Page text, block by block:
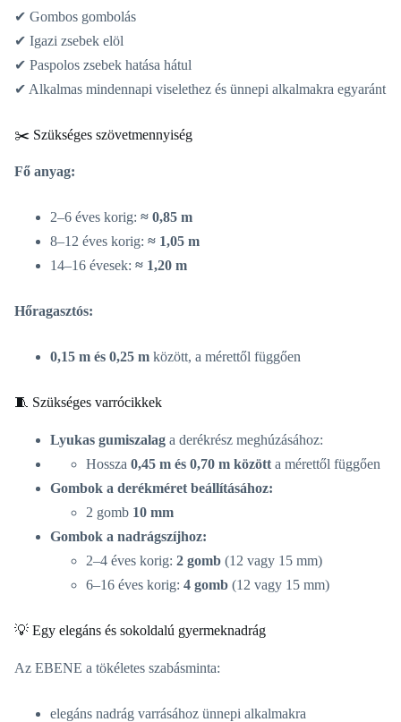
✔ Gombos gombolás
✔ Igazi zsebek elöl
✔ Paspolos zsebek hatása hátul
✔ Alkalmas mindennapi viselethez és ünnepi alkalmakra egyaránt
✂️ Szükséges szövetmennyiség
Fő anyag:
2–6 éves korig: ≈ 0,85 m
8–12 éves korig: ≈ 1,05 m
14–16 évesek: ≈ 1,20 m
Hőragasztós:
0,15 m és 0,25 m között, a mérettől függően
🧵 Szükséges varrócikkek
Lyukas gumiszalag a derékrész meghúzásához:
Hossza 0,45 m és 0,70 m között a mérettől függően
Gombok a derékméret beállításához:
2 gomb 10 mm
Gombok a nadrágszíjhoz:
2–4 éves korig: 2 gomb (12 vagy 15 mm)
6–16 éves korig: 4 gomb (12 vagy 15 mm)
💡 Egy elegáns és sokoldalú gyermeknadrág
Az EBENE a tökéletes szabásminta:
elegáns nadrág varrásához ünnepi alkalmakra